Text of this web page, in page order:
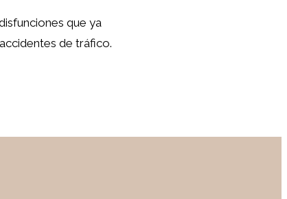
que ya
de tráfico.